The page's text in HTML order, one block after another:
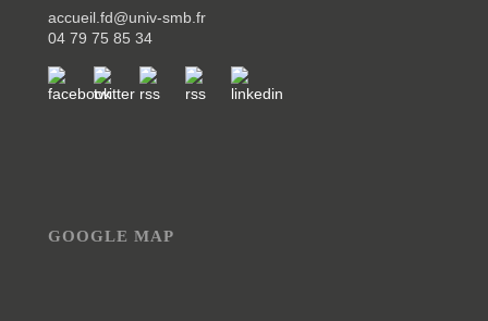
accueil.fd@univ-smb.fr
04 79 75 85 34
GOOGLE MAP